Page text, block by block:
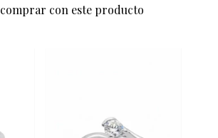
con este producto